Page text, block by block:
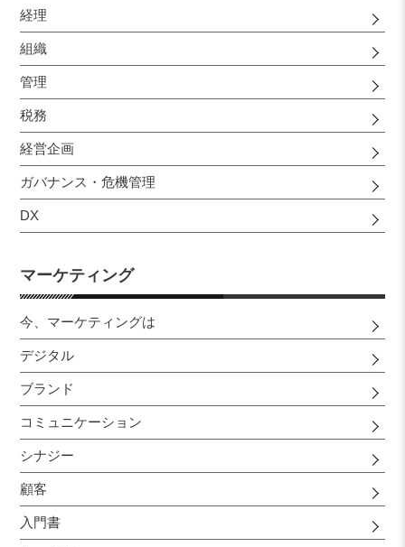
経理
組織
管理
税務
経営企画
ガバナンス・危機管理
DX
マーケティング
今、マーケティングは
デジタル
ブランド
コミュニケーション
シナジー
顧客
入門書